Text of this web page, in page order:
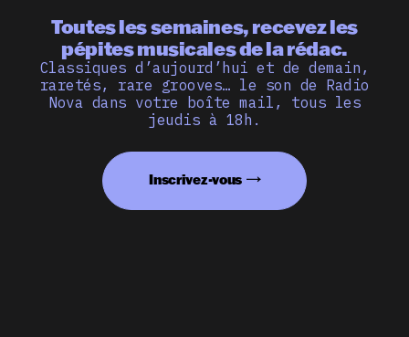
Toutes les semaines, recevez les
pépites musicales de la rédac.
Classiques d’aujourd’hui et de demain,
raretés, rare grooves… le son de Radio
Nova dans votre boîte mail, tous les
jeudis à 18h.
Inscrivez-vous